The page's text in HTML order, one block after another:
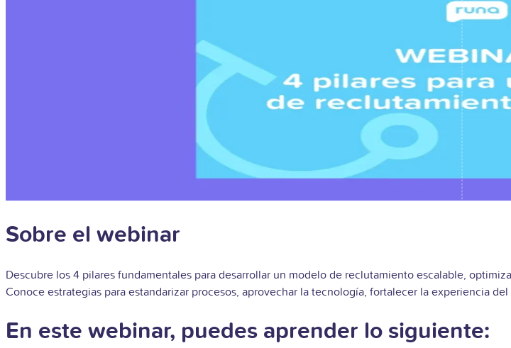
Sobre el webinar
Descubre los 4 pilares fundamentales para desarrollar un modelo de reclutamiento escalable,
Conoce estrategias para estandarizar procesos, aprovechar la tecnología, fortalecer la experiencia
En este webinar, puedes aprender lo siguiente: